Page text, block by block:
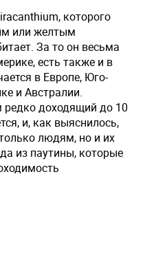
которого
или желтым
За то он весьма
есть также и в
в Европе, Юго-
и Австралии.
доходящий до 10
и, как выяснилось,
людям, но и их
из паутины, которые